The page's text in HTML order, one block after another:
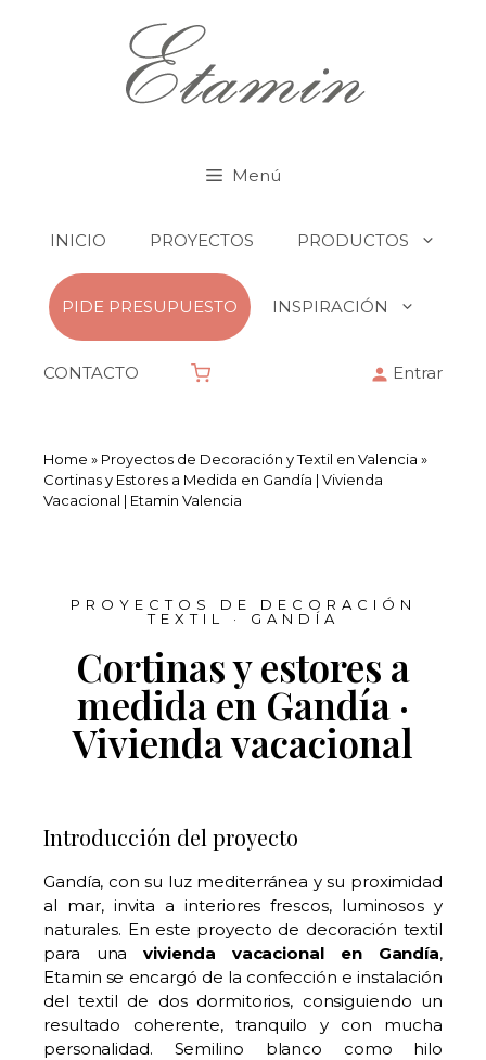
Menú
INICIO PROYECTOS PRODUCTOS
PIDE PRESUPUESTO INSPIRACIÓN
CONTACTO Entrar
Home » Proyectos de Decoración y Textil en Valencia »
Cortinas y Estores a Medida en Gandía | Vivienda
Vacacional | Etamin Valencia
PROYECTOS DE DECORACIÓN
TEXTIL · GANDÍA
Cortinas y estores a
medida en Gandía ·
Vivienda vacacional
Introducción del proyecto
Gandía, con su luz mediterránea y su proximidad
al mar, invita a interiores frescos, luminosos y
naturales. En este proyecto de decoración textil
para unavivienda vacacional en Gandía,
Etamin se encargó de la confección e instalación
del textil de dos dormitorios, consiguiendo un
resultado coherente, tranquilo y con mucha
personalidad. Semilino blanco como hilo